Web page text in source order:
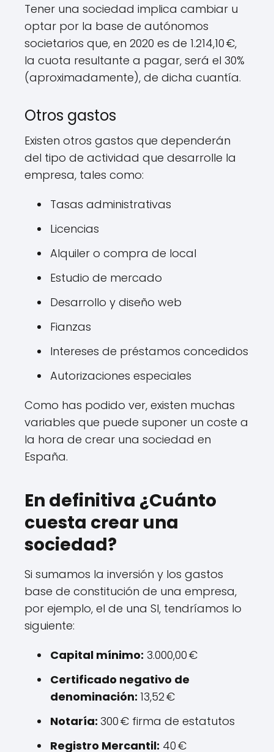
Tener una sociedad implica cambiar u
optar por la base de autónomos
societarios que, en 2020 es de 1.214,10 €,
la cuota resultante a pagar, será el 30%
(aproximadamente), de dicha cuantía.
Otros gastos
Existen otros gastos que dependerán
del tipo de actividad que desarrolle la
empresa, tales como:
Tasas administrativas
Licencias
Alquiler o compra de local
Estudio de mercado
Desarrollo y diseño web
Fianzas
Intereses de préstamos concedidos
Autorizaciones especiales
Como has podido ver, existen muchas
variables que puede suponer un coste a
la hora de crear una sociedad en
España.
En definitiva ¿Cuánto
cuesta crear una
sociedad?
Si sumamos la inversión y los gastos
base de constitución de una empresa,
por ejemplo, el de una Sl, tendríamos lo
siguiente:
Capital mínimo: 3.000,00 €
Certificado negativo de
denominación: 13,52 €
Notaría: 300 € firma de estatutos
Registro Mercantil: 40 €